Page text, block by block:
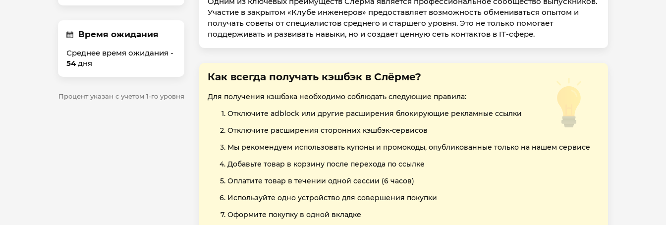
Время ожидания
Среднее время ожидания -
54дня
Процент указан с учетом 1-го уровня
Участие в закрытом «Клубе инженеров» предоставляет возможность обмениваться опытом и
получать советы от специалистов среднего и старшего уровня. Это не только помогает
поддерживать и развивать навыки, но и создает ценную сеть контактов в IT-сфере.
Как всегда получать кэшбэк в Слёрме?
Для получения кэшбэка необходимо соблюдать следующие правила:
Отключите adblock или другие расширения блокирующие рекламные ссылки
Отключите расширения сторонних кэшбэк-сервисов
Мы рекомендуем использовать купоны и промокоды, опубликованные только на нашем сервисе
Добавьте товар в корзину после перехода по ссылке
Оплатите товар в течении одной сессии (6 часов)
Используйте одно устройство для совершения покупки
Оформите покупку в одной вкладке